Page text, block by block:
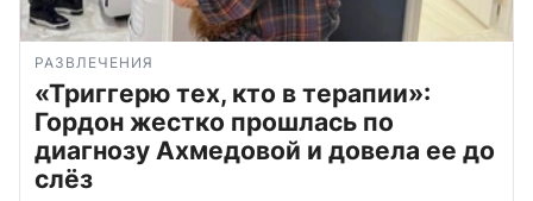
РАЗВЛЕЧЕНИЯ
«Триггерю тех, кто в терапии»:
Гордон жестко прошлась по
диагнозу Ахмедовой и довела ее до
слёз